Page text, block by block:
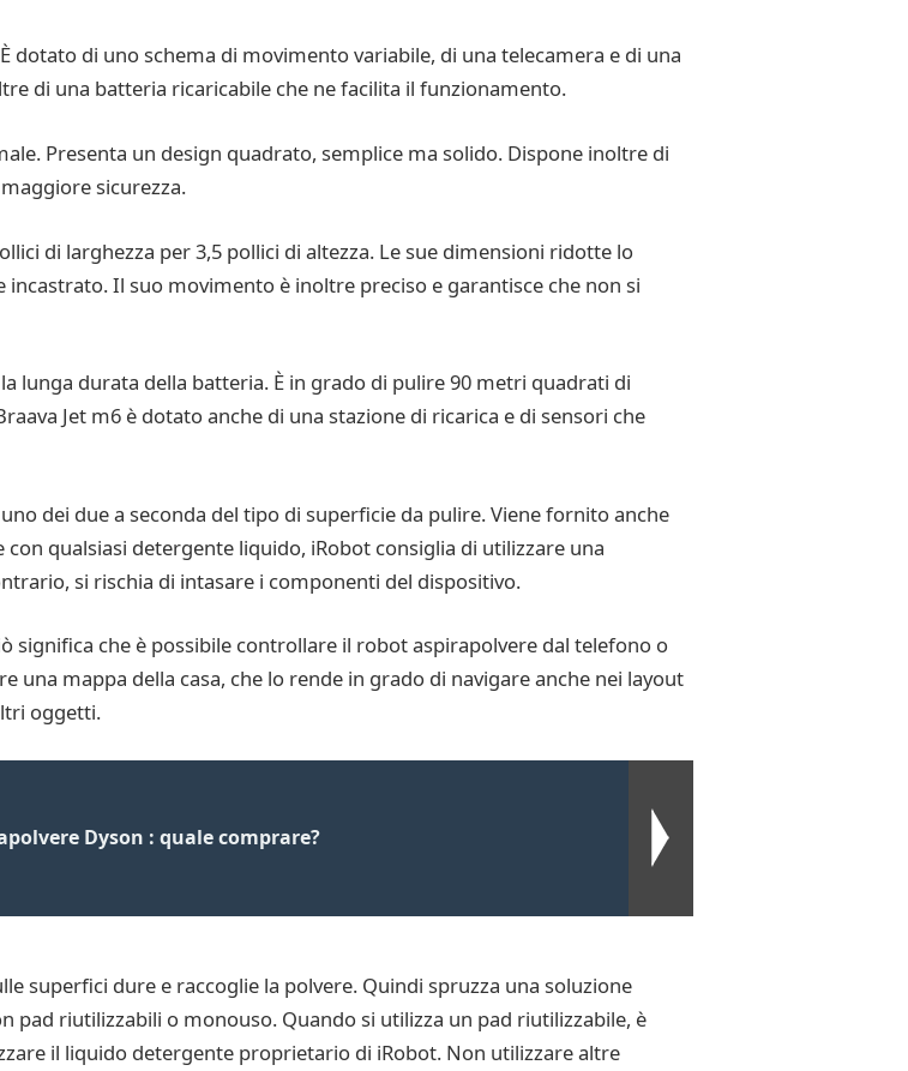
dotato di uno schema di movimento variabile, di una telecamera e di una
di una batteria ricaricabile che ne facilita il funzionamento.
Presenta un design quadrato, semplice ma solido. Dispone inoltre di
sicurezza.
di larghezza per 3,5 pollici di altezza. Le sue dimensioni ridotte lo
Il suo movimento è inoltre preciso e garantisce che non si
lunga durata della batteria. È in grado di pulire 90 metri quadrati di
Jet m6 è dotato anche di una stazione di ricarica e di sensori che
dei due a seconda del tipo di superficie da pulire. Viene fornito anche
qualsiasi detergente liquido, iRobot consiglia di utilizzare una
si rischia di intasare i componenti del dispositivo.
significa che è possibile controllare il robot aspirapolvere dal telefono o
una mappa della casa, che lo rende in grado di navigare anche nei layout
oggetti.
Dyson : quale comprare?
superfici dure e raccoglie la polvere. Quindi spruzza una soluzione
pad riutilizzabili o monouso. Quando si utilizza un pad riutilizzabile, è
il liquido detergente proprietario di iRobot. Non utilizzare altre